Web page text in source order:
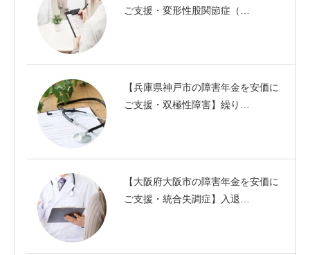
ご支援・変形性股関節症（…
【兵庫県神戸市の障害年金を安価に
ご支援・双極性障害】繰り…
【大阪府大阪市の障害年金を安価に
ご支援・統合失調症】入退…